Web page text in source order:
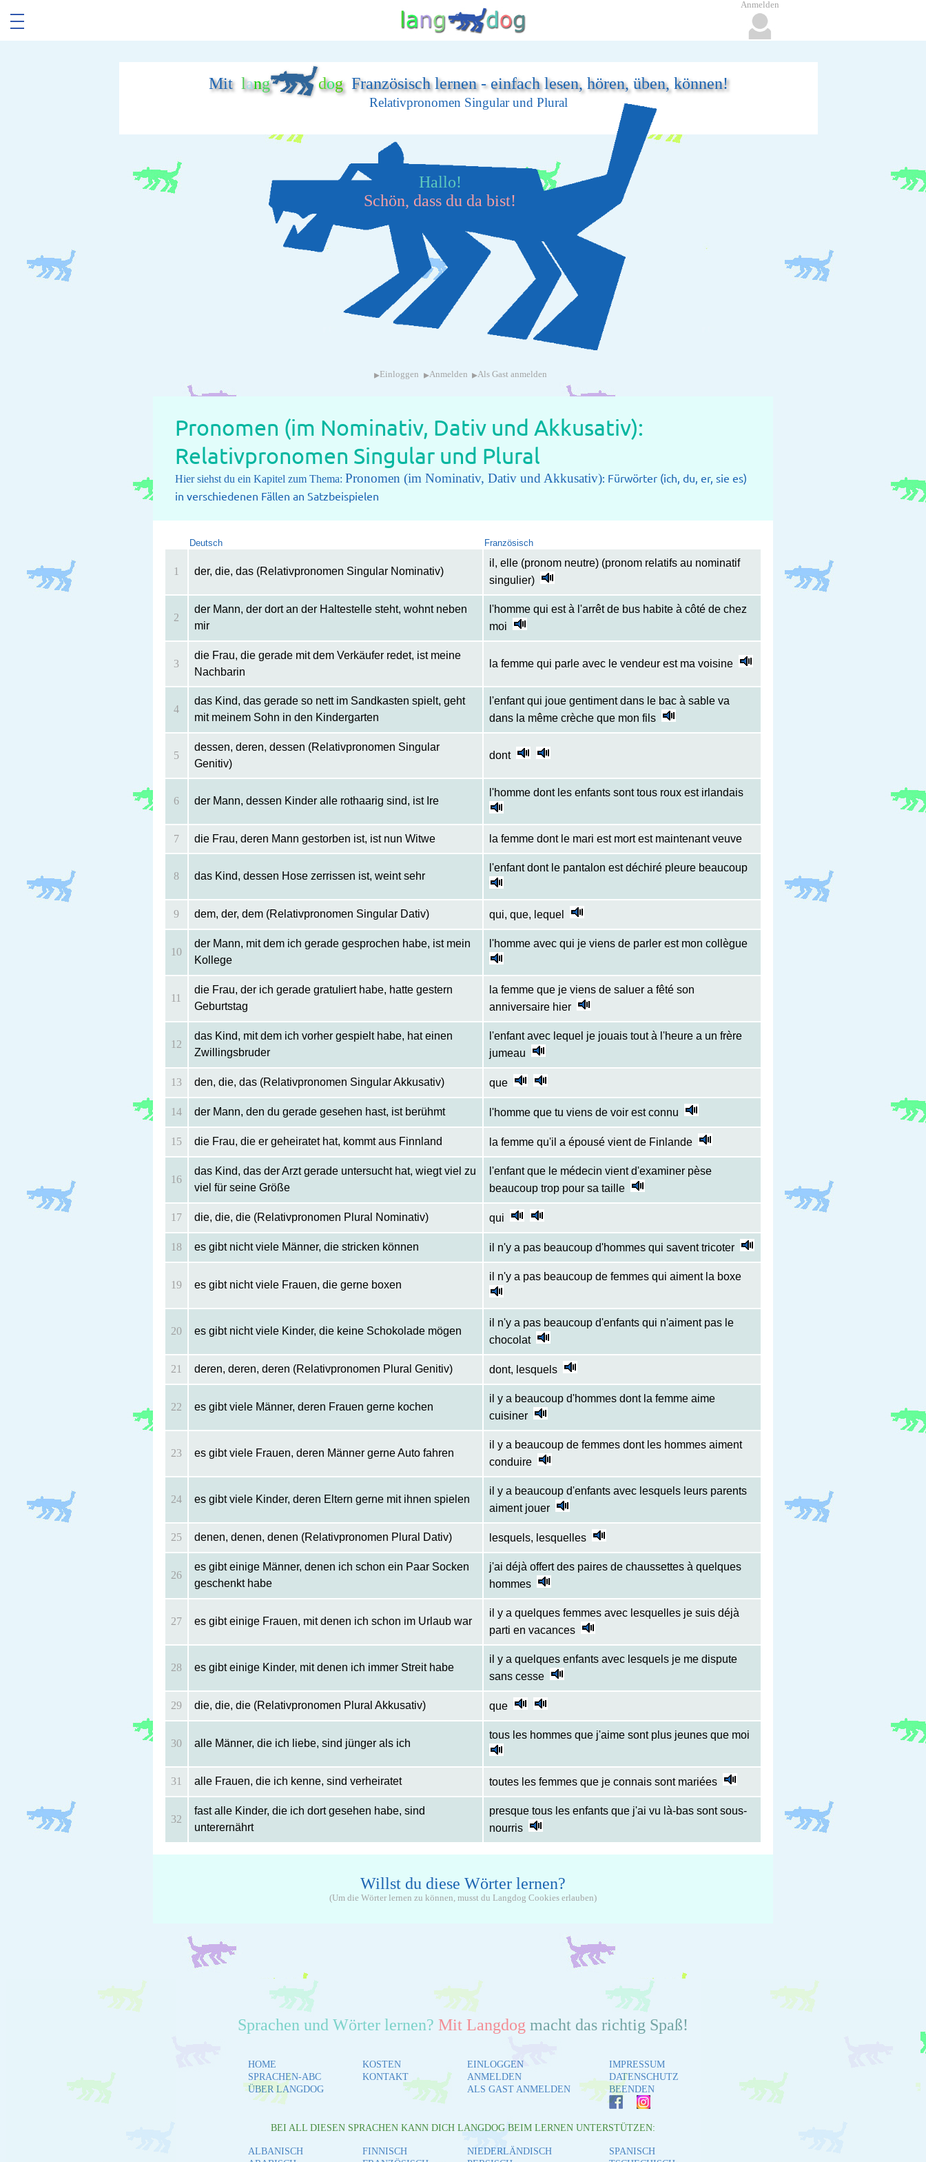
Mit lang dogFranzösisch lernen - einfach lesen, hören, üben, können!
Relativpronomen Singular und Plural
Hallo!
Schön, dass du da bist!
▸ Einloggen ▸Anmelden ▸Als Gast anmelden
Pronomen (im Nominativ, Dativ und Akkusativ):
Relativpronomen Singular und Plural
Hier siehst du ein Kapitel zum Thema: Pronomen (im Nominativ, Dativ und Akkusativ): Fürwörter (ich, du, er, sie es)
in verschiedenen Fällen an Satzbeispielen
Deutsch Französisch
1 der, die, das (Relativpronomen Singular Nominativ)
il, elle (pronom neutre) (pronom relatifs au nominatif
singulier)
2
der Mann, der dort an der Haltestelle steht, wohnt neben
mir
l'homme qui est à l'arrêt de bus habite à côté de chez
moi
3
die Frau, die gerade mit dem Verkäufer redet, ist meine
Nachbarin
la femme qui parle avec le vendeur est ma voisine
4
das Kind, das gerade so nett im Sandkasten spielt, geht
mit meinem Sohn in den Kindergarten
l'enfant qui joue gentiment dans le bac à sable va
dans la même crèche que mon fils
5
dessen, deren, dessen (Relativpronomen Singular
Genitiv)
dont
6 der Mann, dessen Kinder alle rothaarig sind, ist Ire
l'homme dont les enfants sont tous roux est irlandais
7 die Frau, deren Mann gestorben ist, ist nun Witwe la femme dont le mari est mort est maintenant veuve
8 das Kind, dessen Hose zerrissen ist, weint sehr
l'enfant dont le pantalon est déchiré pleure beaucoup
9 dem, der, dem (Relativpronomen Singular Dativ) qui, que, lequel
10
der Mann, mit dem ich gerade gesprochen habe, ist mein
Kollege
l'homme avec qui je viens de parler est mon collègue
11
die Frau, der ich gerade gratuliert habe, hatte gestern
Geburtstag
la femme que je viens de saluer a fêté son
anniversaire hier
12
das Kind, mit dem ich vorher gespielt habe, hat einen
Zwillingsbruder
l'enfant avec lequel je jouais tout à l'heure a un frère
jumeau
13 den, die, das (Relativpronomen Singular Akkusativ) que
14 der Mann, den du gerade gesehen hast, ist berühmt l'homme que tu viens de voir est connu
15 die Frau, die er geheiratet hat, kommt aus Finnland la femme qu'il a épousé vient de Finlande
16
das Kind, das der Arzt gerade untersucht hat, wiegt viel zu
viel für seine Größe
l'enfant que le médecin vient d'examiner pèse
beaucoup trop pour sa taille
17 die, die, die (Relativpronomen Plural Nominativ) qui
18 es gibt nicht viele Männer, die stricken können il n'y a pas beaucoup d'hommes qui savent tricoter
19 es gibt nicht viele Frauen, die gerne boxen
il n'y a pas beaucoup de femmes qui aiment la boxe
20 es gibt nicht viele Kinder, die keine Schokolade mögen
il n'y a pas beaucoup d'enfants qui n'aiment pas le
chocolat
21 deren, deren, deren (Relativpronomen Plural Genitiv) dont, lesquels
22 es gibt viele Männer, deren Frauen gerne kochen
il y a beaucoup d'hommes dont la femme aime
cuisiner
23 es gibt viele Frauen, deren Männer gerne Auto fahren
il y a beaucoup de femmes dont les hommes aiment
conduire
24 es gibt viele Kinder, deren Eltern gerne mit ihnen spielen
il y a beaucoup d'enfants avec lesquels leurs parents
aiment jouer
25 denen, denen, denen (Relativpronomen Plural Dativ) lesquels, lesquelles
26
es gibt einige Männer, denen ich schon ein Paar Socken
geschenkt habe
j'ai déjà offert des paires de chaussettes à quelques
hommes
27 es gibt einige Frauen, mit denen ich schon im Urlaub war
il y a quelques femmes avec lesquelles je suis déjà
parti en vacances
28 es gibt einige Kinder, mit denen ich immer Streit habe
il y a quelques enfants avec lesquels je me dispute
sans cesse
29 die, die, die (Relativpronomen Plural Akkusativ) que
30 alle Männer, die ich liebe, sind jünger als ich
tous les hommes que j'aime sont plus jeunes que moi
31 alle Frauen, die ich kenne, sind verheiratet toutes les femmes que je connais sont mariées
32
fast alle Kinder, die ich dort gesehen habe, sind
unterernährt
presque tous les enfants que j'ai vu là-bas sont sous-
nourris
Willst du diese Wörter lernen?
(Um die Wörter lernen zu können, musst du Langdog Cookies erlauben)
Sprachen und Wörter lernen? Mit Langdog macht das richtig Spaß!
HOME
SPRACHEN-ABC
ÜBER LANGDOG
KOSTEN
KONTAKT
EINLOGGEN
ANMELDEN
ALS GAST ANMELDEN
IMPRESSUM
DATENSCHUTZ
BEENDEN
BEI ALL DIESEN SPRACHEN KANN DICH LANGDOG BEIM LERNEN UNTERSTÜTZEN:
ALBANISCH
FINNISCH
NIEDERLÄNDISCH
SPANISCH
Anmelden